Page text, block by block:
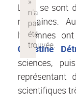
Lyon se sont
marraines.
lycéennes
Christine
sciences,
représentant
scientifiques